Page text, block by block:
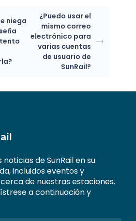
niega
¿Puedo usar el
mismo correo
electrónico para
varias cuentas
de usuario de
SunRail?
de SunRail en su
incluidos eventos y
de nuestras estaciones.
a continuación y